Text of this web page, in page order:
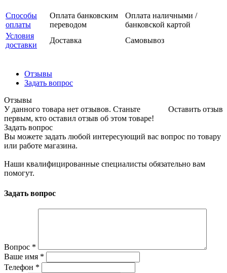
Способы
оплаты
Оплата банковским
переводом
Оплата наличными /
банковской картой
Условия
доставки
Доставка Самовывоз
Отзывы
Задать вопрос
Отзывы
Оставить отзыв
У данного товара нет отзывов. Станьте
первым, кто оставил отзыв об этом товаре!
Задать вопрос
Вы можете задать любой интересующий вас вопрос по товару
или работе магазина.
Наши квалифицированные специалисты обязательно вам
помогут.
Задать вопрос
Вопрос *
Ваше имя *
Телефон *